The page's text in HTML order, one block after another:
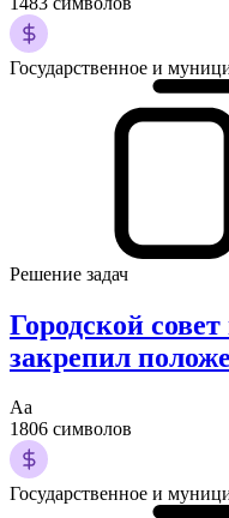
Государственное и
Решение задач
Городской совет
закрепил
Аа
1806 символов
Государственное и